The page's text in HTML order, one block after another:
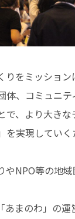
をミッショ
、コミュニ
、より大き
実現していく
やNPO等の地
まのわ」の運